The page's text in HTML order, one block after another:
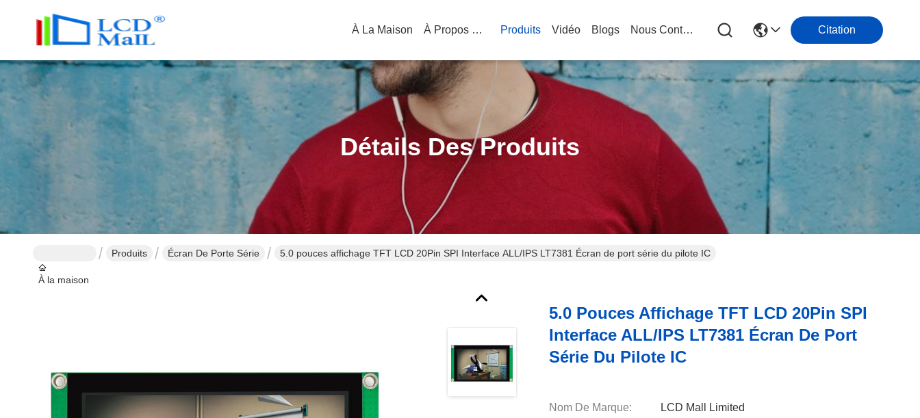
À La Maison À Propos De Nous Produits Vidéo Blogs Nous Contacter Citation
Détails Des Produits
À la maison
Produits Écran De Porte Série 5.0 pouces affichage TFT LCD 20Pin SPI Interface ALL/IPS LT7381 Écran de port série du pilote IC
5.0 Pouces Affichage TFT LCD 20Pin SPI
Interface ALL/IPS LT7381 Écran De Port
Série Du Pilote IC
Nom De Marque: LCD Mall Limited